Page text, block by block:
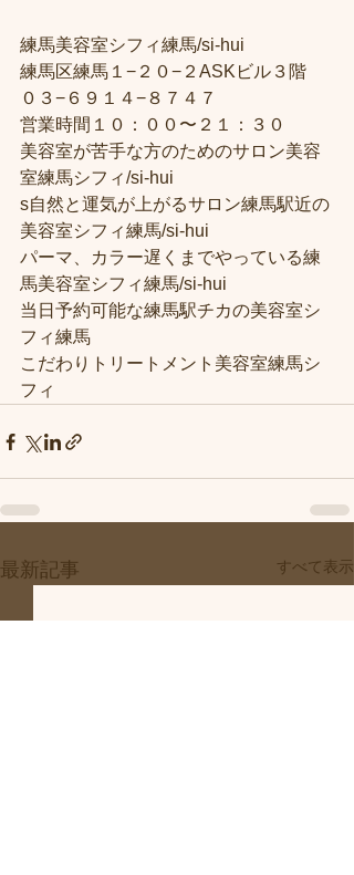
練馬美容室シフィ練馬/si-hui
練馬区練馬１−２０−２ASKビル３階
０３−６９１４−８７４７
営業時間１０：００〜２１：３０
美容室が苦手な方のためのサロン美容
室練馬シフィ/si-hui
s自然と運気が上がるサロン練馬駅近の
美容室シフィ練馬/si-hui
パーマ、カラー遅くまでやっている練
馬美容室シフィ練馬/si-hui
当日予約可能な練馬駅チカの美容室シ
フィ練馬
こだわりトリートメント美容室練馬シ
フィ
最新記事 すべて表示